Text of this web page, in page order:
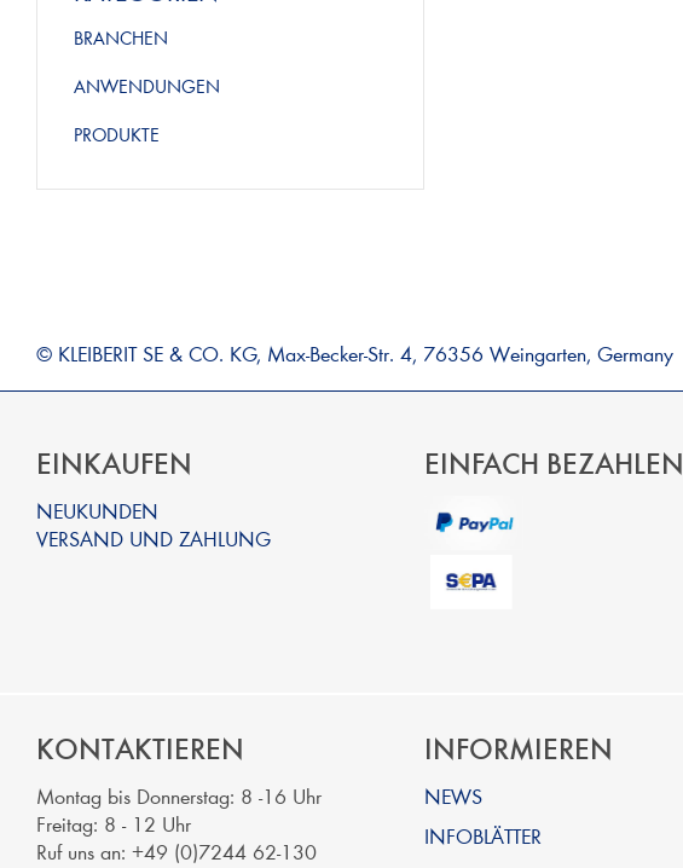
BRANCHEN
ANWENDUNGEN
PRODUKTE
© KLEIBERIT SE & CO. KG, Max-Becker-Str. 4, 76356 Weingarten, Germany
EINKAUFEN
NEUKUNDEN
VERSAND UND ZAHLUNG
EINFACH BEZAHLEN
KONTAKTIEREN
Montag bis Donnerstag: 8 -16 Uhr
Freitag: 8 - 12 Uhr
Ruf uns an: +49 (0)7244 62-130
INFORMIEREN
NEWS
INFOBLÄTTER